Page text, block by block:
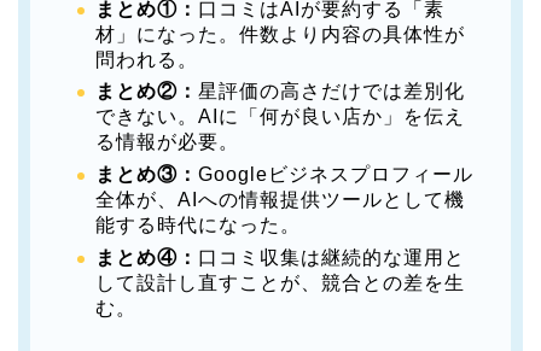
まとめ①： 口コミはAIが要約する「素
材」になった。件数より内容の具体性が
問われる。
まとめ②： 星評価の高さだけでは差別化
できない。AIに「何が良い店か」を伝え
る情報が必要。
まとめ③： Googleビジネスプロフィール
全体が、AIへの情報提供ツールとして機
能する時代になった。
まとめ④： 口コミ収集は継続的な運用と
して設計し直すことが、競合との差を生
む。